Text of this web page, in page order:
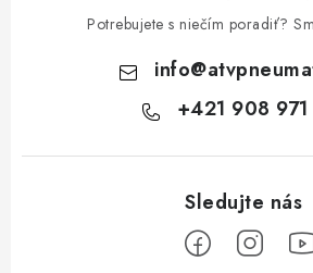
Potrebujete s niečím poradiť?
info@
+421 908 971